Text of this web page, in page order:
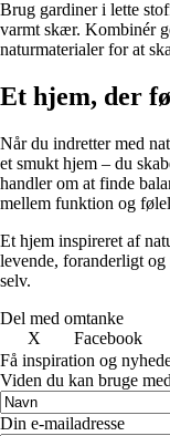
Brug gardiner i lette
varmt skær. Kombinér
naturmaterialer for at
Et hjem, der
Når du indretter med
et smukt hjem – du
handler om at finde
mellem funktion og
Et hjem inspireret af
levende, foranderligt
selv.
Del med omtanke
X
Facebook
Få inspiration og
Viden du kan bruge
Din e-mailadresse